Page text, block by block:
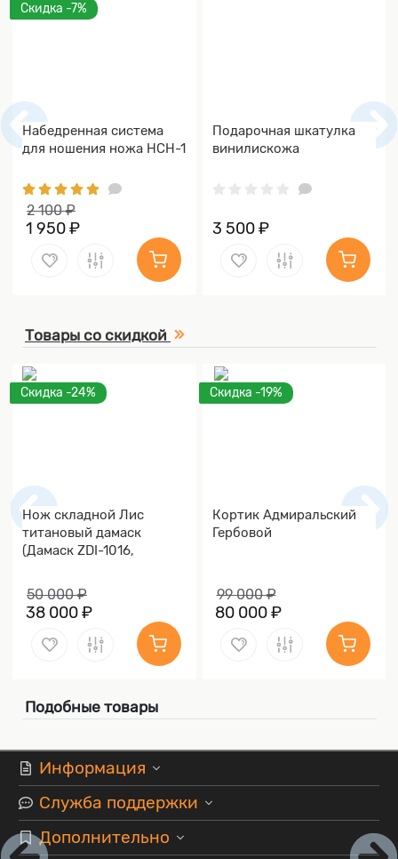
Скидка -7%
Набедренная система
для ношения ножа НСН-1
2 100 ₽
1 950 ₽
Подарочная шкатулка
винилискожа
3 500 ₽
Товары со скидкой
Скидка -24%
Нож складной Лис
титановый дамаск
(Дамаск ZDI-1016,
50 000 ₽
38 000 ₽
Скидка -19%
Кортик Адмиральский
Гербовой
99 000 ₽
80 000 ₽
Подобные товары
Информация
Служба поддержки
Дополнительно